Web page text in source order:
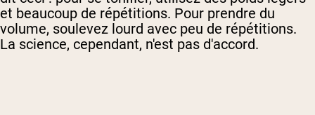
et beaucoup de répétitions. Pour prendre du
volume, soulevez lourd avec peu de répétitions.
La science, cependant, n'est pas d'accord.